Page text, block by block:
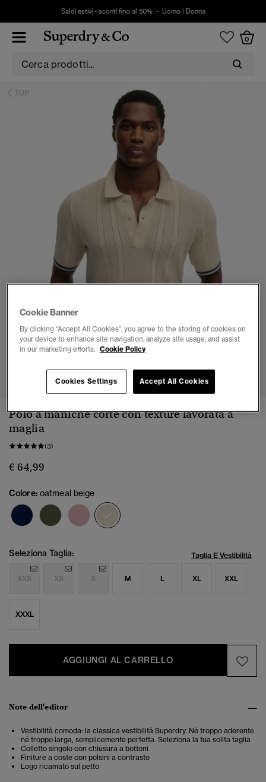
Saldi estivi - sconti fino al 50% - Uomo Donna
0
TOP
Polo a maniche corte con texture lavorata a
maglia
(3)
€ 64,99
Colore: oatmeal beige
Seleziona Taglia: Taglia E Vestibilità
XXS XS S M L XL XXL
XXXL
AGGIUNGI AL CARRELLO
Note dell'editor
Vestibilità comoda: la classica vestibilità Superdry. Né troppo aderente
né troppo larga, semplicemente perfetta. Seleziona la tua solita taglia
Colletto singolo con chiusura a bottoni
Finiture a coste con polsini a contrasto
Logo ricamato sul petto
Cookie Banner
By clicking “Accept All Cookies”, you agree to the storing of cookies on
your device to enhance site navigation, analyze site usage, and assist
in our marketing efforts. Cookie Policy
Cookies Settings Accept All Cookies